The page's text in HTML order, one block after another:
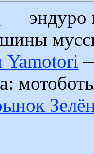
— эндуро
шины
Yamotori